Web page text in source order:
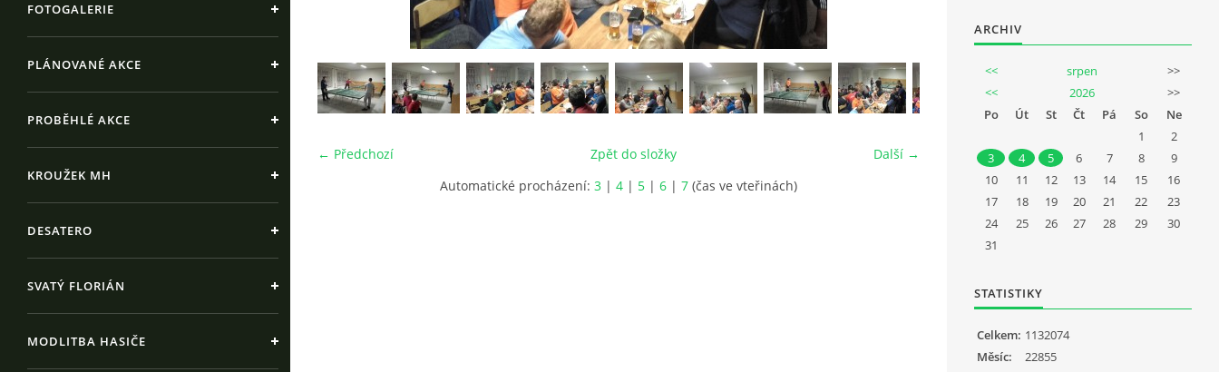
FOTOGALERIE
PLÁNOVANÉ AKCE
PROBĚHLÉ AKCE
KROUŽEK MH
DESATERO
SVATÝ FLORIÁN
MODLITBA HASIČE
← Předchozí Další →
Zpět do složky
Automatické procházení: 3 | 4 | 5 | 6 | 7 (čas ve vteřinách)
ARCHIV
<< srpen
>>
<<
2026
>>
Po
Út St Čt Pá So
Ne
1
2
3
4 5 6 7 8
9
10
11 12 13 14 15
16
17
18 19 20 21 22
23
24
25 26 27 28 29
30
31
STATISTIKY
Celkem: 1132074
Měsíc:
22855